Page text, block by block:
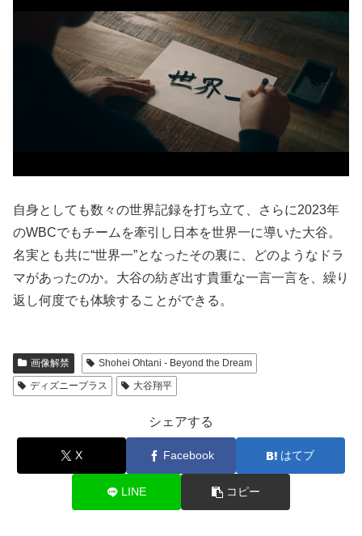
自身としても数々の世界記録を打ち立て、さらに2023年
のWBCでもチームを牽引し日本を世界一に導いた大谷。
名実とも共に“世界一”となったその裏に、どのようなドラ
マがあったのか。大谷の紡ぎ出す貴重な一言一言を、繰り
返し何度でも体験することができる。
画像解禁
Shohei Ohtani - Beyond the Dream
ディズニープラス
大谷翔平
シェアする
X Facebook はてブ
LINE コピー